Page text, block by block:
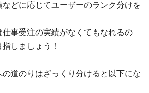
どに応じてユーザーのランク分けを
仕事受注の実績がなくてもなれるの
しましょう！
道のりはざっくり分けると以下にな